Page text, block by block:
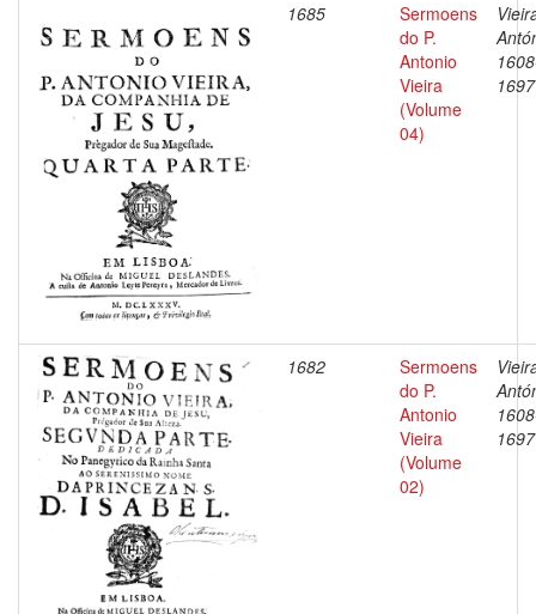
1685
Sermoens
do P.
Antonio
Vieira
(Volume
04)
1697
1682
Sermoens
do P.
Antonio
Vieira
(Volume
02)
1697